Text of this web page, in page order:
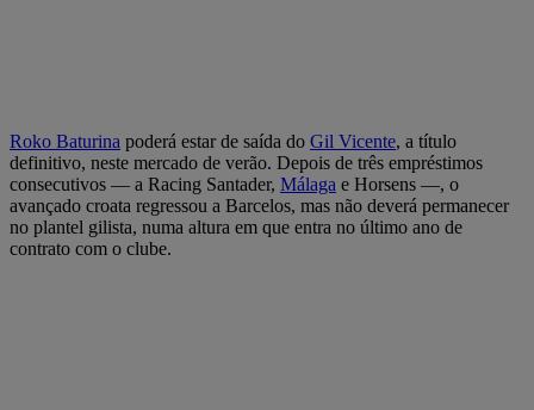
Roko Baturina poderá estar de saída do Gil Vicente, a título
definitivo, neste mercado de verão. Depois de três empréstimos
consecutivos — a Racing Santader, Málaga e Horsens —, o
avançado croata regressou a Barcelos, mas não deverá permanecer
no plantel gilista, numa altura em que entra no último ano de
contrato com o clube.